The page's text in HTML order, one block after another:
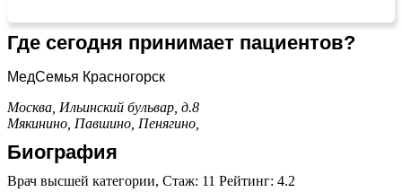
Где сегодня принимает пациентов?
МедСемья Красногорск
Москва, Ильинский бульвар, д.8
Мякинино, Павшино, Пенягино,
Биография
Врач высшей категории, Стаж: 11 Рейтинг: 4.2